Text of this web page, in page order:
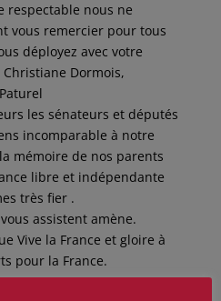
respectable nous ne
vous remercier pour tous
déployez avec votre
Dormois,
les sénateurs et députés
incomparable à notre
mémoire de nos parents
libre et indépendante
très fier .
assistent amène.
Vive la France et gloire à
pour la France.